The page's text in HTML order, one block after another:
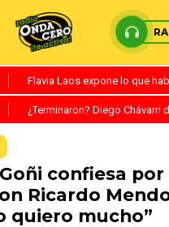
Flavia Laos expone lo que
¿Terminaron? Diego
confiesa
Ricardo
quiero mucho”